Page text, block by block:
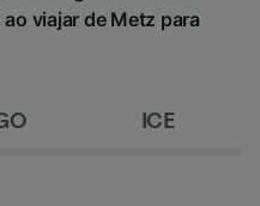
ao viajar de Metz para
ICE